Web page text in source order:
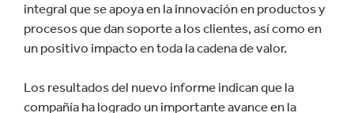
integral que se apoya en la innovación en productos y
procesos que dan soporte a los clientes, así como en
un positivo impacto en toda la cadena de valor.
Los resultados del nuevo informe indican que la
compañía ha logrado un importante avance en la